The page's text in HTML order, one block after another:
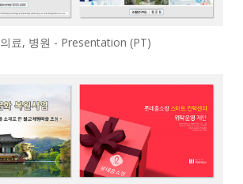
의료, 병원 - Presentation (PT)